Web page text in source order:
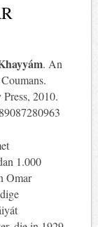
. An
2010.
1.000
Omar